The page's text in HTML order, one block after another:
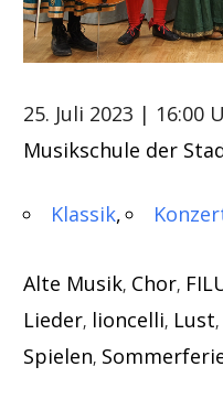
25. Juli 2023 | 16:00
Musikschule der
Klassik
Alte Musik, Chor,
Lieder, lioncelli, Lust,
Spielen,